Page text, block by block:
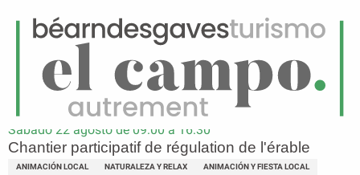
Menú
Página principal Chantier participatif de régulation de l'érable
Sábado 22 agosto de 09:00 a 16:30
Chantier participatif de régulation de l'érable
ANIMACIÓN LOCAL NATURALEZA Y RELAX ANIMACIÓN Y FIESTA LOCAL